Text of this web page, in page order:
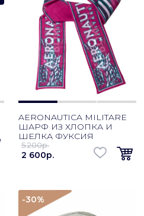
AERONAUTICA MILITARE
ШАРФ ИЗ ХЛОПКА И
ШЕЛКА ФУКСИЯ
5 200p.
2 600p.
-30%